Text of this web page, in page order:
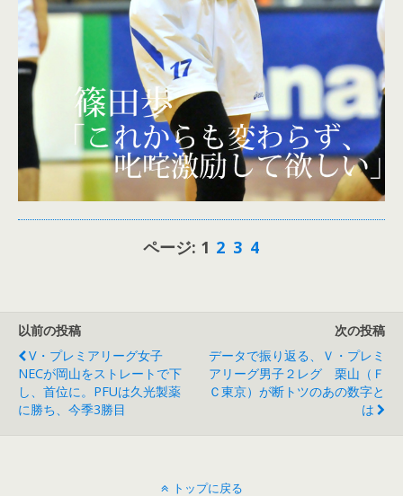
ページ: 1 2 3 4
以前の投稿
V・プレミアリーグ女子
NECが岡山をストレートで下
し、首位に。PFUは久光製薬
に勝ち、今季3勝目
次の投稿
データで振り返る、Ｖ・プレミ
アリーグ男子２レグ 栗山（Ｆ
Ｃ東京）が断トツのあの数字と
は
トップに戻る